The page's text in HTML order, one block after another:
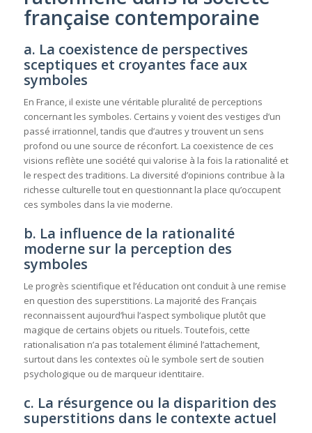
française contemporaine
a. La coexistence de perspectives
sceptiques et croyantes face aux
symboles
En France, il existe une véritable pluralité de perceptions
concernant les symboles. Certains y voient des vestiges d’un
passé irrationnel, tandis que d’autres y trouvent un sens
profond ou une source de réconfort. La coexistence de ces
visions reflète une société qui valorise à la fois la rationalité et
le respect des traditions. La diversité d’opinions contribue à la
richesse culturelle tout en questionnant la place qu’occupent
ces symboles dans la vie moderne.
b. La influence de la rationalité
moderne sur la perception des
symboles
Le progrès scientifique et l’éducation ont conduit à une remise
en question des superstitions. La majorité des Français
reconnaissent aujourd’hui l’aspect symbolique plutôt que
magique de certains objets ou rituels. Toutefois, cette
rationalisation n’a pas totalement éliminé l’attachement,
surtout dans les contextes où le symbole sert de soutien
psychologique ou de marqueur identitaire.
c. La résurgence ou la disparition des
superstitions dans le contexte actuel